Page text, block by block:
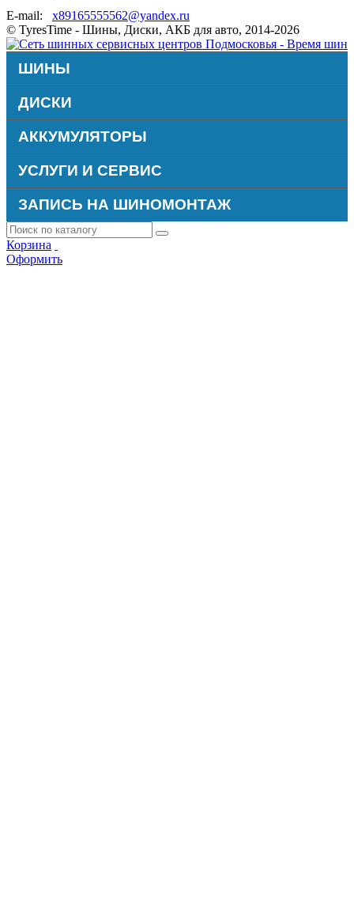
E-mail: x89165555562@yandex.ru
© TyresTime - Шины, Диски, АКБ для авто, 2014-2026
ШИНЫ
ДИСКИ
АККУМУЛЯТОРЫ
УСЛУГИ И СЕРВИС
ЗАПИСЬ НА ШИНОМОНТАЖ
Корзина
Оформить